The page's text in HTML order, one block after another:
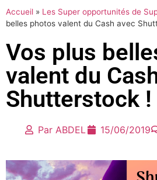
Accueil » Les Super opportunités de
belles photos valent du Cash avec
Vos plus
valent du
Shutterstock !
Par ABDEL 15/06/2019